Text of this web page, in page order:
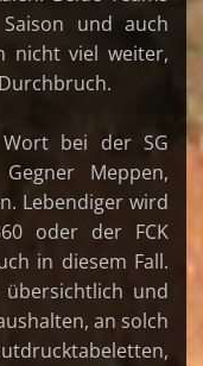
und auch
nicht viel weiter,
bei der SG
Meppen,
Lebendiger wird
oder der FCK
in diesem Fall.
und
an solch